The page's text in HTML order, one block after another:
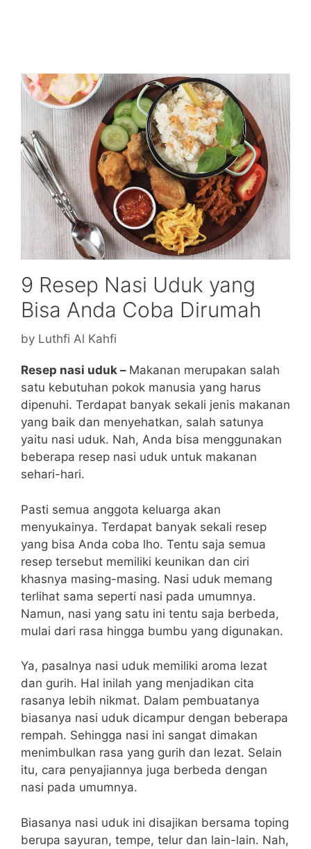
9 Resep Nasi Uduk yang
Bisa Anda Coba Dirumah
by Luthfi Al Kahfi
Resep nasi uduk – Makanan merupakan salah
satu kebutuhan pokok manusia yang harus
dipenuhi. Terdapat banyak sekali jenis makanan
yang baik dan menyehatkan, salah satunya
yaitu nasi uduk. Nah, Anda bisa menggunakan
beberapa resep nasi uduk untuk makanan
sehari-hari.
Pasti semua anggota keluarga akan
menyukainya. Terdapat banyak sekali resep
yang bisa Anda coba lho. Tentu saja semua
resep tersebut memiliki keunikan dan ciri
khasnya masing-masing. Nasi uduk memang
terlihat sama seperti nasi pada umumnya.
Namun, nasi yang satu ini tentu saja berbeda,
mulai dari rasa hingga bumbu yang digunakan.
Ya, pasalnya nasi uduk memiliki aroma lezat
dan gurih. Hal inilah yang menjadikan cita
rasanya lebih nikmat. Dalam pembuatanya
biasanya nasi uduk dicampur dengan beberapa
rempah. Sehingga nasi ini sangat dimakan
menimbulkan rasa yang gurih dan lezat. Selain
itu, cara penyajiannya juga berbeda dengan
nasi pada umumnya.
Biasanya nasi uduk ini disajikan bersama toping
berupa sayuran, tempe, telur dan lain-lain. Nah,